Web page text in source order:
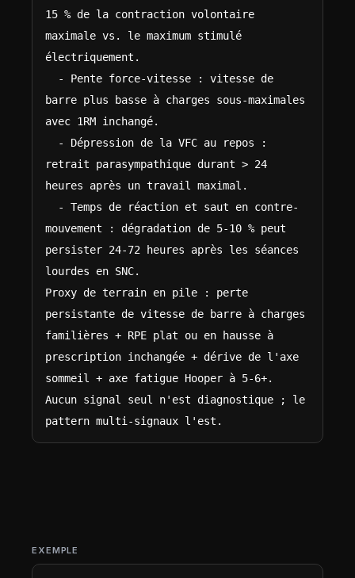
15 % de la contraction volontaire
maximale vs. le maximum stimulé
électriquement.
barre plus basse à charges sous-maximales
avec 1RM inchangé.
retrait parasympathique durant > 24
heures après un travail maximal.
mouvement : dégradation de 5-10 % peut
persister 24-72 heures après les séances
lourdes en SNC.
Proxy de terrain en pile : perte
persistante de vitesse de barre à charges
familières + RPE plat ou en hausse à
prescription inchangée + dérive de l'axe
sommeil + axe fatigue Hooper à 5-6+.
Aucun signal seul n'est diagnostique ; le
pattern multi-signaux l'est.
EXEMPLE